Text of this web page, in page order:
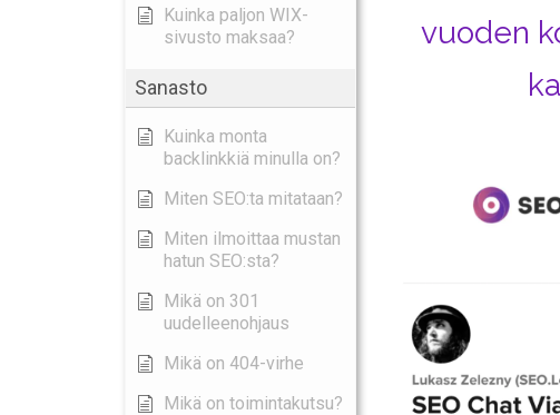
Kuinka paljon WIX-
sivusto maksaa?
Sanasto
Kuinka monta
backlinkkiä minulla on?
Miten SEO:ta mitataan?
Miten ilmoittaa mustan
hatun SEO:sta?
Mikä on 301
uudelleenohjaus
Mikä on 404-virhe
Mikä on toimintakutsu?
vuoden